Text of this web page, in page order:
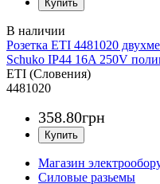
Розетка ETI 4481020
Schuko IP44 16A 250V
ETI (Словения)
4481020
358.80грн
Магазин
Силовые разьемы